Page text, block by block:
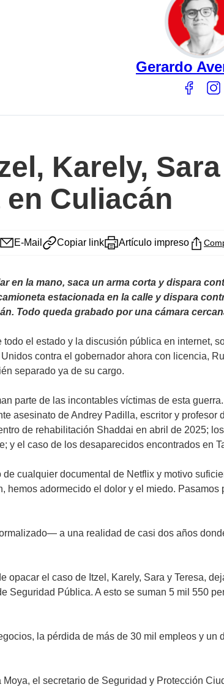
Gerardo
Karely,
Culiacán
E-Mail Copiar link Artículo impreso
en la mano, saca un arma corta y dispara
estacionada en la calle y dispara
Todo queda grabado por una cámara
el estado y la discusión pública en internet,
contra el gobernador ahora con licencia,
separado ya de su cargo.
parte de las incontables víctimas de esta
asesinato de Andrey Padilla, escritor y
de rehabilitación Shaddai en abril de 2025;
y el caso de los desaparecidos encontrados en
cualquier documental de Netflix y motivo
hemos adormecido el dolor y el miedo.
a una realidad de casi dos años
opacar el caso de Itzel, Karely, Sara y Teresa,
Seguridad Pública. A esto se suman 5 mil 550
la pérdida de más de 30 mil empleos y
el secretario de Seguridad y Protección